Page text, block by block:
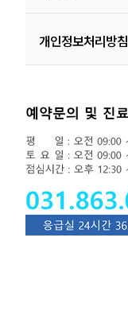
개인정보처리방침